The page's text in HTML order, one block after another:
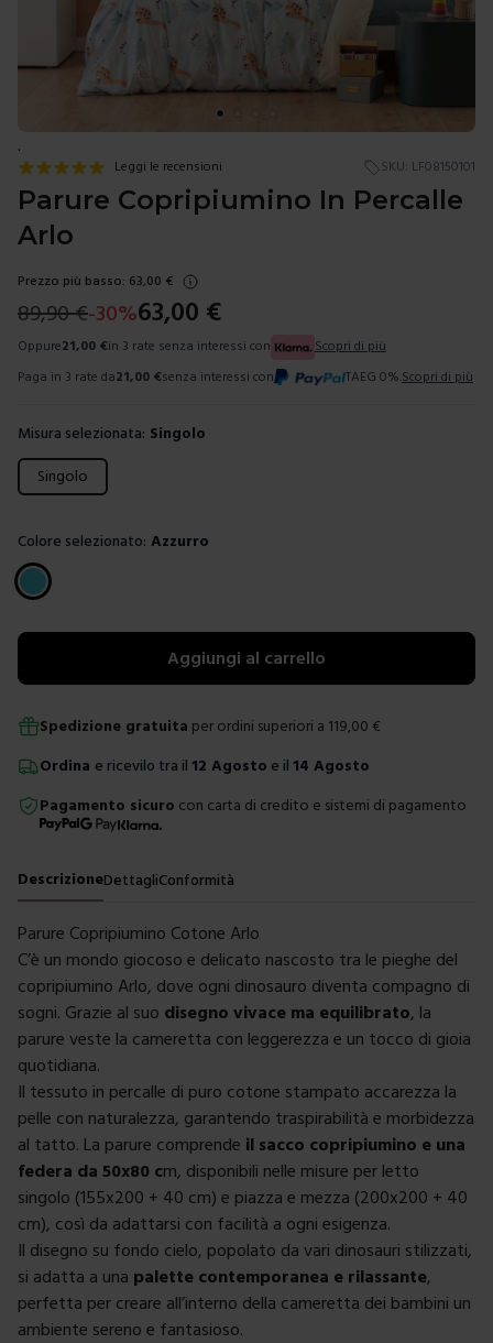
.
Leggi le recensioni SKU: LF08150101
Parure Copripiumino In Percalle
Arlo
Prezzo più basso: 63,00 €
89,90€-30%63,00 €
Oppure21,00 €in 3 rate senza interessi con
Scopri di più
Paga in 3 rate da21,00 €senza interessi con TAEG 0%. Scopri di più
Misura selezionata: Singolo
Scegli una misura
Singolo
Colore selezionato: Azzurro
Scegli un colore
Aggiungi al carrello
Spedizione gratuita per ordini superiori a 119,00 €
Ordina e ricevilo tra il 12 Agosto e il 14 Agosto
Pagamento sicuro con carta di credito e sistemi di pagamento
DescrizioneDettagliConformità
Parure Copripiumino Cotone Arlo
C’è un mondo giocoso e delicato nascosto tra le pieghe del
copripiumino Arlo, dove ogni dinosauro diventa compagno di
sogni. Grazie al suo disegno vivace ma equilibrato, la
parure veste la cameretta con leggerezza e un tocco di gioia
quotidiana.
Il tessuto in percalle di puro cotone stampato accarezza la
pelle con naturalezza, garantendo traspirabilità e morbidezza
al tatto. La parure comprende il sacco copripiumino e una
federa da 50x80 cm, disponibili nelle misure per letto
singolo (155x200 + 40 cm) e piazza e mezza (200x200 + 40
cm), così da adattarsi con facilità a ogni esigenza.
Il disegno su fondo cielo, popolato da vari dinosauri stilizzati,
si adatta a una palette contemporanea e rilassante,
perfetta per creare all’interno della cameretta dei bambini un
ambiente sereno e fantasioso.